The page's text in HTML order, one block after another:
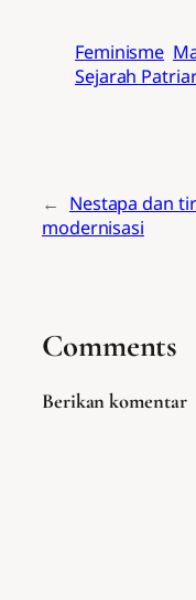
Feminisme
Sejarah
← Nestapa dan
modernisasi
Comments
Berikan komentar